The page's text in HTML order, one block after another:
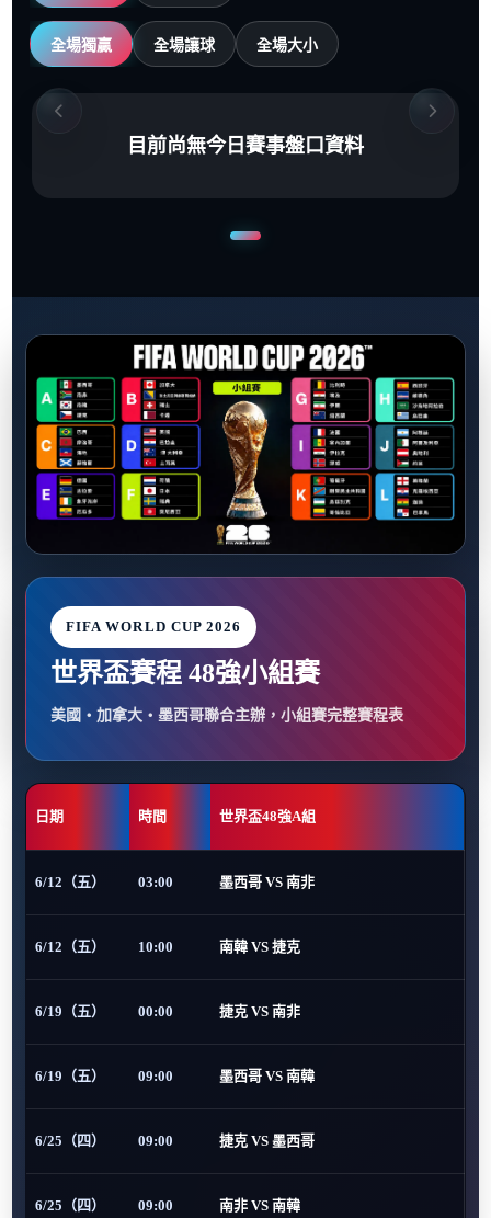
全場獨贏 全場讓球 全場大小
目前尚無今日賽事盤口資料
FIFA WORLD CUP 2026
世界盃賽程 48強小組賽
美國・加拿大・墨西哥聯合主辦，小組賽完整賽程表
日期 時間 世界盃48強A組
6/12（五） 03:00 墨西哥 VS 南非
6/12（五） 10:00 南韓 VS 捷克
6/19（五） 00:00 捷克 VS 南非
6/19（五） 09:00 墨西哥 VS 南韓
6/25（四） 09:00 捷克 VS 墨西哥
6/25（四） 09:00 南非 VS 南韓